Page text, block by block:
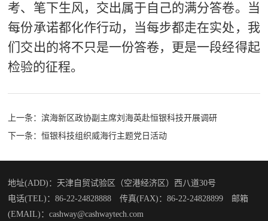
考、笔下生风，交出属于自己的满分答卷。当
每份承诺都化作行动，当每步都走在实处，我
们交出的将不只是一份答卷，更是一段经得起
检验的征程。
上一条：滨海新区政协副主席刘海英赴恒银科技开展调研
下一条：恒银科技组织威海行主题党日活动
地址(ADD)：天津自贸试验区（空港经济区）西八道30号
电话(TEL)：86-22-24828888 传真(FAX)：86-22-24828899 邮箱
(EMAIL)：cashway@cashwaytech.com